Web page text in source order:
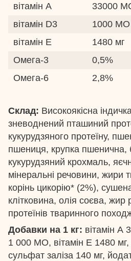
вітамін А
33000
вітамін D3
1000 МО
вітамін E
1480 мг
Омега-3
0,5%
Омега-6
2,8%
Склад: Високоякісна
зневоднений пташиний
кукурудзяного протеїну,
пшениця, крупка пшенична,
кукурудзяний крохмаль,
мінеральні речовини, жири
корінь цикорію* (2%),
клітковина, олія соєва, жир
протеїнів тваринного
Добавки на 1 кг: вітамін А
1 000 МО, вітамін E 1480 мг,
сульфат заліза 140 мг,